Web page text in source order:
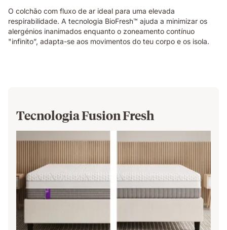
O colchão com fluxo de ar ideal para uma elevada
respirabilidade. A tecnologia BioFresh™ ajuda a minimizar os
alergénios inanimados enquanto o zoneamento contínuo
"infinito”, adapta-se aos movimentos do teu corpo e os isola. ​
Tecnologia Fusion Fresh